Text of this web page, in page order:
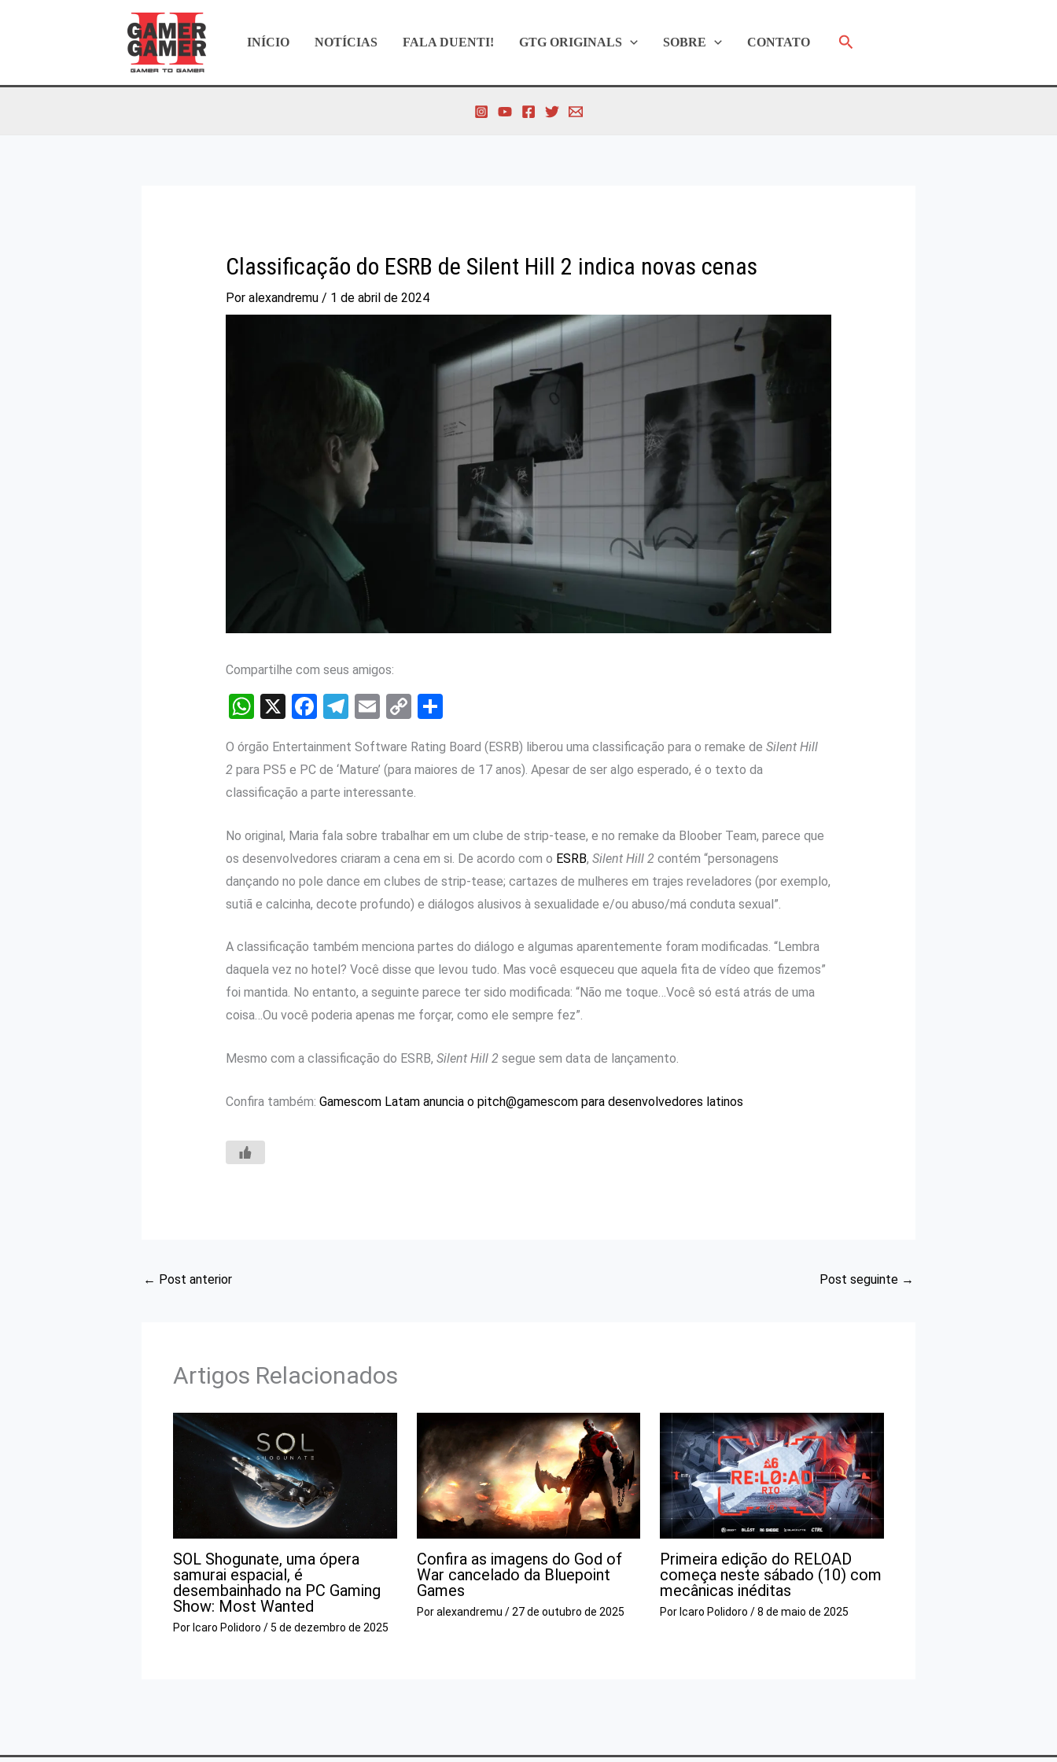
INÍCIO NOTÍCIAS FALA DUENTI! GTG ORIGINALS SOBRE CONTATO Pesquisar
Classificação do ESRB de Silent Hill 2 indica novas cenas
Por alexandremu / 1 de abril de 2024
Compartilhe com seus amigos:
W
at
s
A
p
p
X F
ce
b
o
o
k
T
e
gr
a
m
E
ail
C
py
Li
n
k
S
ar
e
O órgão Entertainment Software Rating Board (ESRB) liberou uma classificação para o remake de Silent Hill
2 para PS5 e PC de ‘Mature’ (para maiores de 17 anos). Apesar de ser algo esperado, é o texto da
classificação a parte interessante.
No original, Maria fala sobre trabalhar em um clube de strip-tease, e no remake da Bloober Team, parece que
os desenvolvedores criaram a cena em si. De acordo com o ESRB, Silent Hill 2 contém “personagens
dançando no pole dance em clubes de strip-tease; cartazes de mulheres em trajes reveladores (por exemplo,
sutiã e calcinha, decote profundo) e diálogos alusivos à sexualidade e/ou abuso/má conduta sexual”.
A classificação também menciona partes do diálogo e algumas aparentemente foram modificadas. “Lembra
daquela vez no hotel? Você disse que levou tudo. Mas você esqueceu que aquela fita de vídeo que fizemos”
foi mantida. No entanto, a seguinte parece ter sido modificada: “Não me toque…Você só está atrás de uma
coisa…Ou você poderia apenas me forçar, como ele sempre fez”.
Mesmo com a classificação do ESRB, Silent Hill 2 segue sem data de lançamento.
Confira também: Gamescom Latam anuncia o pitch@gamescom para desenvolvedores latinos
← Post anterior Post seguinte →
Artigos Relacionados
SOL Shogunate, uma ópera
samurai espacial, é
desembainhado na PC Gaming
Show: Most Wanted
Por Icaro Polidoro /5 de dezembro de 2025
Confira as imagens do God of
War cancelado da Bluepoint
Games
Poralexandremu / 27 de outubro de 2025
Primeira edição do RELOAD
começa neste sábado (10) com
mecânicas inéditas
Por Icaro Polidoro/8 de maio de 2025